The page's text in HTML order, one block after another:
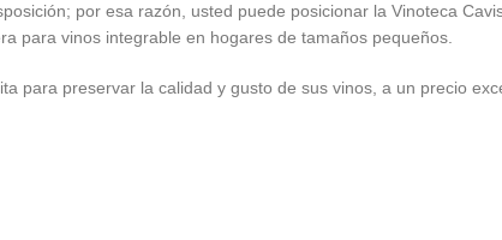
por esa razón, usted puede posicionar la Vinoteca
para vinos integrable en hogares de tamaños pequeños.
para preservar la calidad y gusto de sus vinos, a un precio